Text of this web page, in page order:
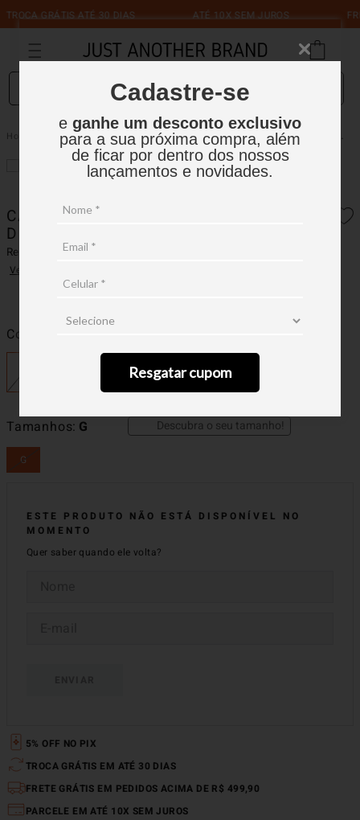
Cadastre-se
e ganhe um desconto exclusivo
para a sua próxima compra, além
de ficar por dentro dos nossos
lançamentos e novidades.
Resgatar cupom
GRÁTIS ATÉ 30 DIAS ATÉ 10X SEM JUROS
O que você está procurando?
Feminino Camisas Camisa ML Bolsos E Lapela Diagonal Preto
CAMISA ML BOLSOS E LAPELA
DIAGONAL PRETO
Ref.: 13FCM002
Ver avaliações
Tamanhos G
G
Descubra o seu tamanho!
Cor
ESTE PRODUTO NÃO ESTÁ DISPONÍVEL NO
MOMENTO
Quer saber quando ele volta?
5% OFF NO PIX
TROCA GRÁTIS EM ATÉ 30 DIAS
FRETE GRÁTIS EM PEDIDOS ACIMA DE R$ 499,90
PARCELE EM ATÉ 10X SEM JUROS